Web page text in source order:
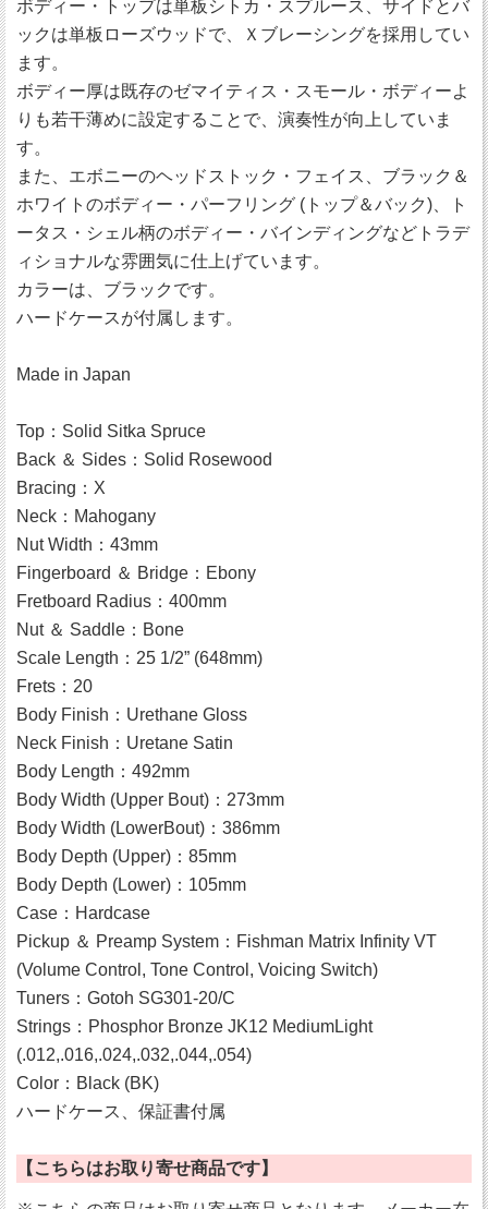
ボディー・トップは単板シトカ・スプルース、サイドとバ
ックは単板ローズウッドで、Ｘブレーシングを採用してい
ます。
ボディー厚は既存のゼマイティス・スモール・ボディーよ
りも若干薄めに設定することで、演奏性が向上していま
す。
また、エボニーのヘッドストック・フェイス、ブラック＆
ホワイトのボディー・パーフリング (トップ＆バック)、ト
ータス・シェル柄のボディー・バインディングなどトラデ
ィショナルな雰囲気に仕上げています。
カラーは、ブラックです。
ハードケースが付属します。
Made in Japan
Top：Solid Sitka Spruce
Back ＆ Sides：Solid Rosewood
Bracing：X
Neck：Mahogany
Nut Width：43mm
Fingerboard ＆ Bridge：Ebony
Fretboard Radius：400mm
Nut ＆ Saddle：Bone
Scale Length：25 1/2” (648mm)
Frets：20
Body Finish：Urethane Gloss
Neck Finish：Uretane Satin
Body Length：492mm
Body Width (Upper Bout)：273mm
Body Width (LowerBout)：386mm
Body Depth (Upper)：85mm
Body Depth (Lower)：105mm
Case：Hardcase
Pickup ＆ Preamp System：Fishman Matrix Infinity VT
(Volume Control, Tone Control, Voicing Switch)
Tuners：Gotoh SG301-20/C
Strings：Phosphor Bronze JK12 MediumLight
(.012,.016,.024,.032,.044,.054)
Color：Black (BK)
ハードケース、保証書付属
【こちらはお取り寄せ商品です】